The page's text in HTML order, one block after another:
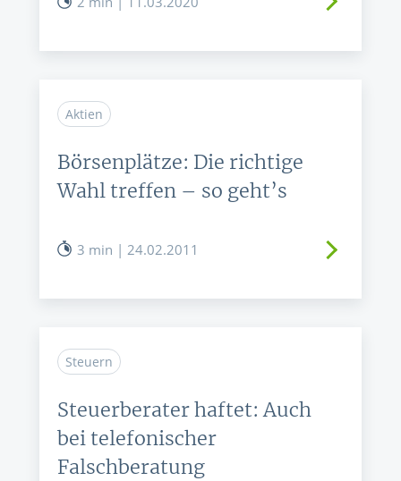
Aktien
Börsenplätze: Die richtige
Wahl treffen – so geht’s
3 min | 24.02.2011
Steuern
Steuerberater haftet: Auch
bei telefonischer
Falschberatung